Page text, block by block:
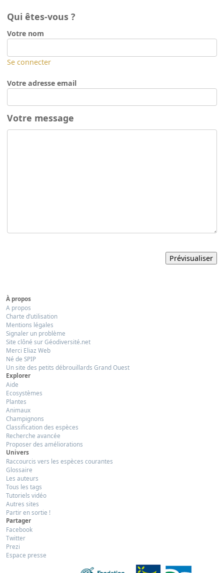
Qui êtes-vous ?
Votre nom
Se connecter
Votre adresse email
Votre message
À propos
A propos
Charte d’utilisation
Mentions légales
Signaler un problème
Site clôné sur Géodiversité.net
Merci Eliaz Web
Né de SPIP
Un site des petits débrouillards Grand Ouest
Explorer
Aide
Ecosystèmes
Plantes
Animaux
Champignons
Classification des espèces
Recherche avancée
Proposer des améliorations
Univers
Raccourcis vers les espèces courantes
Glossaire
Les auteurs
Tous les tags
Tutoriels vidéo
Autres sites
Partir en sortie !
Partager
Facebook
Twitter
Prezi
Espace presse